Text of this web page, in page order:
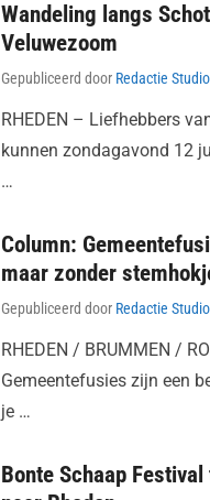
Wandeling langs
Veluwezoom
Gepubliceerd door Redactie
RHEDEN – Liefhebbers
kunnen zondagavond 12
…
Column:
maar zonder
Gepubliceerd door Redactie
RHEDEN / BRUMMEN /
Gemeentefusies zijn een
je …
Bonte Schaap